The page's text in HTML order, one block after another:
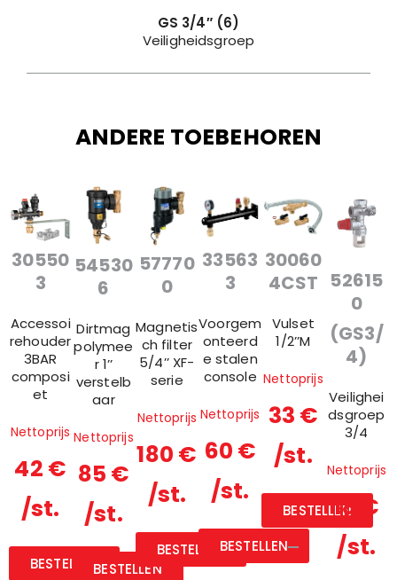
GS 3/4″(6)
Veiligheidsgroep
ANDERE TOEBEHOREN
30550
3
Accessoi
rehouder
3BAR
composi
et
Nettoprijs
42 €
/st.
BESTELLEN
54530
6
Dirtmag
polymee
r 1’’
verstelb
aar
Nettoprijs
85 €
/st.
BESTELLEN
57770
0
Magnetis
ch filter
5/4’’ XF-
serie
Nettoprijs
180 €
/st.
BESTELLEN
33563
3
Voorgem
onteerd
e stalen
console
Nettoprijs
60 €
/st.
BESTELLEN
30060
4CST
Vulset
1/2’’M
Nettoprijs
33 €
/st.
BESTELLEN
52615
0
(GS3/
4)
Veilighei
dsgroep
3/4
Nettoprijs
18 €
/st.